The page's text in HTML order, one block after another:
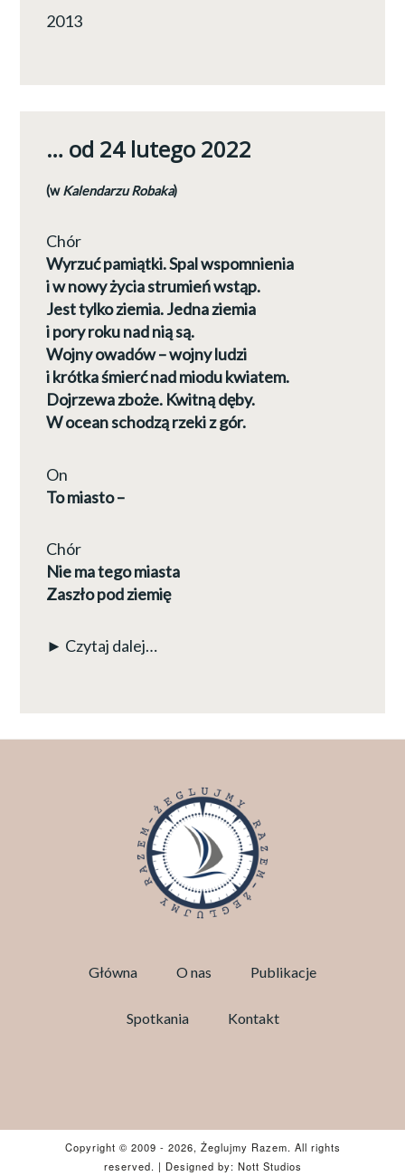
2013
… od 24 lutego 2022
(wKalendarzu Robaka)
Chór
Wyrzuć pamiątki. Spal wspomnienia
i w nowy życia strumień wstąp.
Jest tylko ziemia. Jedna ziemia
i pory roku nad nią są.
Wojny owadów – wojny ludzi
i krótka śmierć nad miodu kwiatem.
Dojrzewa zboże. Kwitną dęby.
W ocean schodzą rzeki z gór.
On
To miasto –
Chór
Nie ma tego miasta
Zaszło pod ziemię
► Czytaj dalej…
Główna O nas Publikacje
Spotkania Kontakt
Copyright © 2009 - 2026, Żeglujmy Razem. All rights
reserved. | Designed by: Nott Studios